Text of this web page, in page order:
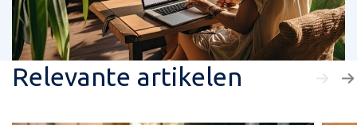
Relevante artikelen